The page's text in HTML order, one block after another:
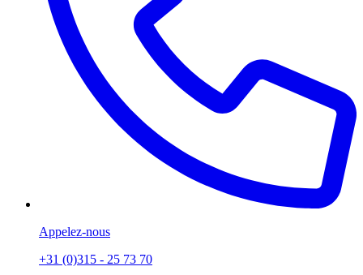
Appelez-nous
+31 (0)315 - 25 73 70